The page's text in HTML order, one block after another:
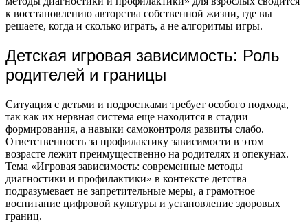
к восстановлению авторства собственной жизни, где вы
решаете, когда и сколько играть, а не алгоритмы игры.
Детская игровая зависимость: Роль
родителей и границы
Ситуация с детьми и подростками требует особого подхода,
так как их нервная система еще находится в стадии
формирования, а навыки самоконтроля развиты слабо.
Ответственность за профилактику зависимости в этом
возрасте лежит преимущественно на родителях и опекунах.
Тема «Игровая зависимость: современные методы
диагностики и профилактики» в контексте детства
подразумевает не запретительные меры, а грамотное
воспитание цифровой культуры и установление здоровых
границ.